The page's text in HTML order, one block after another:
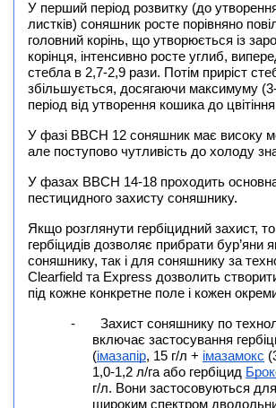
У перший період розвитку (до
листків) соняшник росте порівняно
головний корінь, що утворюється із
корінця, інтенсивно росте углиб,
стебла в 2,7-2,9 рази. Потім приріст
збільшується, досягаючи максимуму
період від утворення кошика до
У фазі BBCH 12 соняшник має високу
але поступово чутливість до холоду
У фазах BBCH 14-18 проходить
пестицидного захисту соняшнику.
Якщо розглянути гербіцидний захист,
гербіцидів дозволяє прибрати бур’яни
соняшнику, так і для соняшнику за
Clearfield та Express дозволить
під кожне конкретне поле і кожен
-
Захист соняшнику по
включає застосування
(імазапір, 15 г/л + імазамокс
1,0-1,2 л/га або гербіцид
г/л. Вони застосовуються
широким спектром